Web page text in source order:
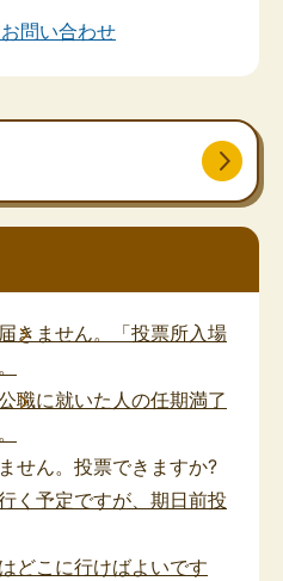
問い合わせ
きません。「投票所入場
職に就いた人の任期満了
せん。投票できますか?
く予定ですが、期日前投
どこに行けばよいです